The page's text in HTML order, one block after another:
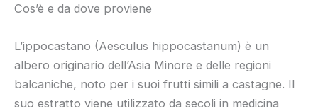
Cos’è e da dove proviene
L’ippocastano (Aesculus hippocastanum) è un
albero originario dell’Asia Minore e delle regioni
balcaniche, noto per i suoi frutti simili a castagne. Il
suo estratto viene utilizzato da secoli in medicina